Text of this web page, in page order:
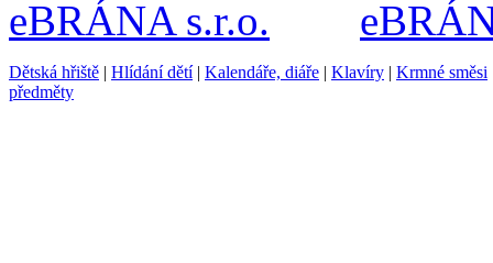
Dětská hřiště | Hlídání dětí| Kalendáře, diáře | Klavíry | Krmné směsi
předměty